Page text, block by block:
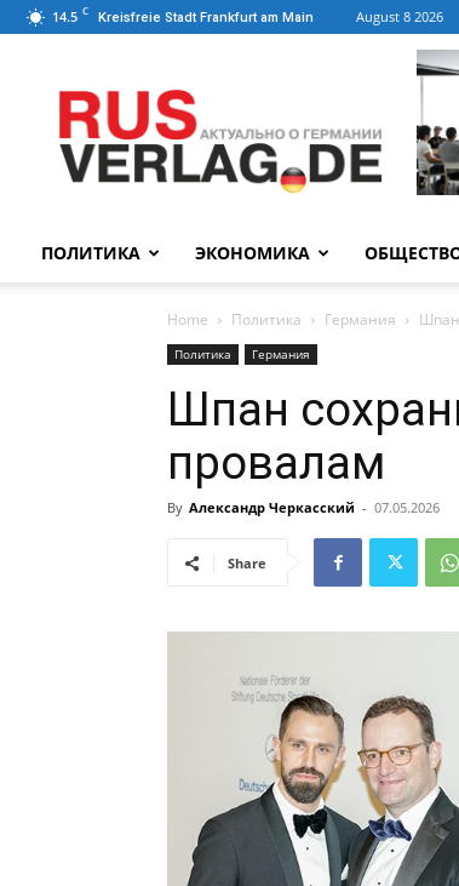
14.5 C Kreisfreie Stadt Frankfurt am Main August 8 2026
ПОЛИТИКА ЭКОНОМИКА
Home Политика Германия Шпан
Политика Германия
Шпан
провалам
By Александр Черкасский - 07.05.2026
Share